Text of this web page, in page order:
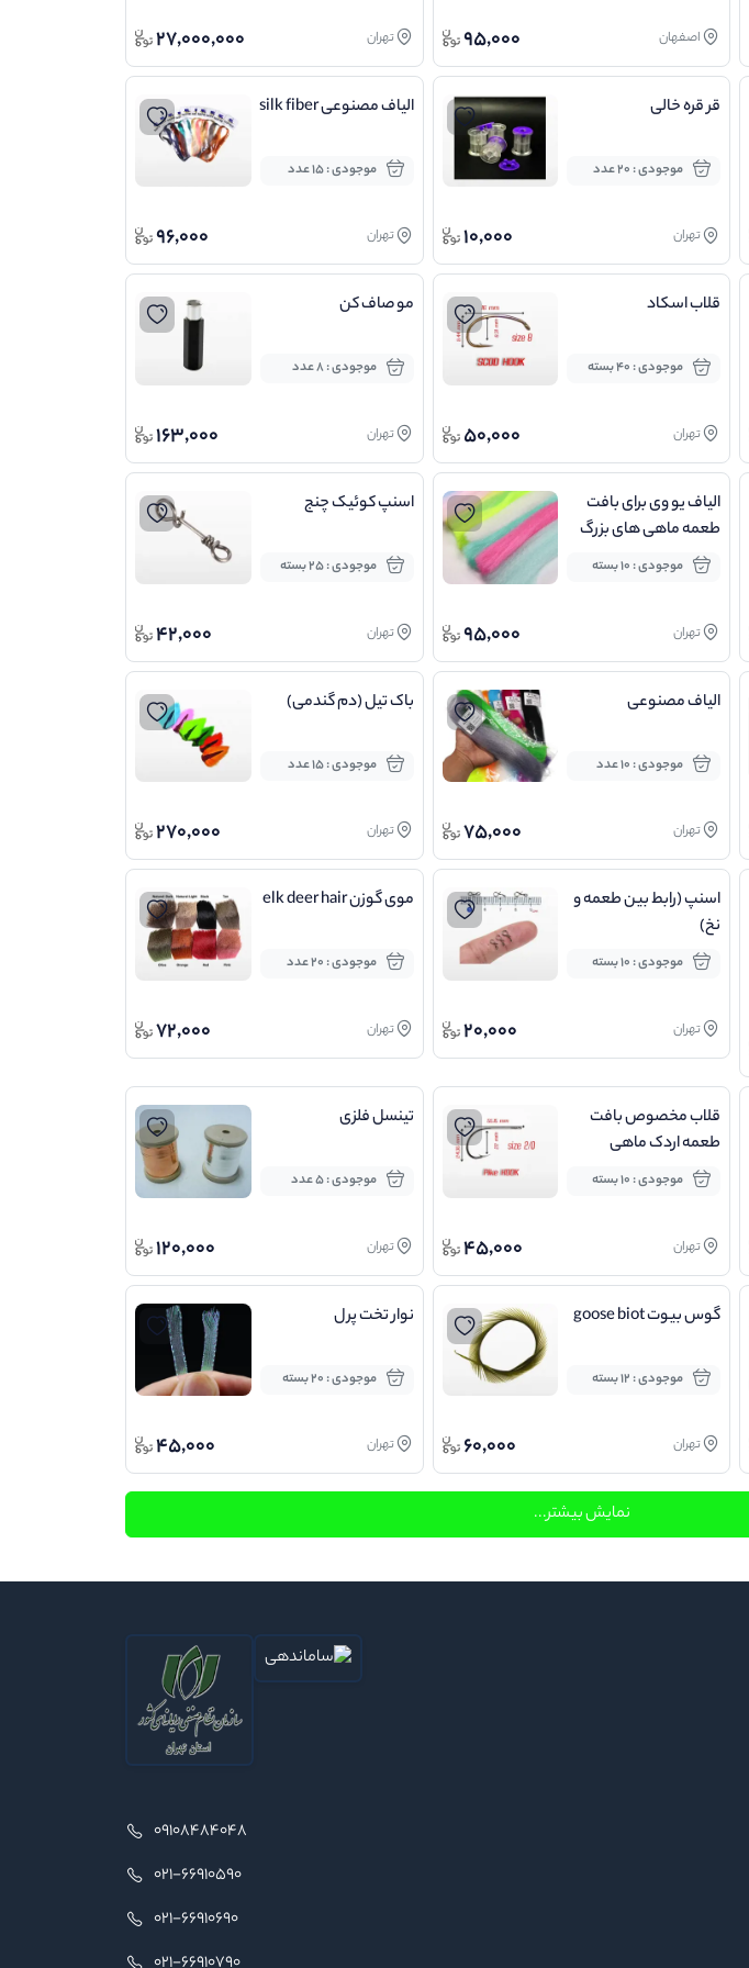
اصفهان 95,000 تهران 27,000,000
قر قره خالی
موجودی : 20 عدد
تهران 10,000
الیاف مصنوعی silk fiber
موجودی : 15 عدد
تهران 96,000
قلاب اسکاد
موجودی : 40 بسته
تهران 50,000
مو صاف کن
موجودی : 8 عدد
تهران 163,000
الیاف یو وی برای بافت
طعمه ماهی های بزرگ
موجودی : 10 بسته
تهران 95,000
اسنپ کوئیک چنج
موجودی : 25 بسته
تهران 42,000
الیاف مصنوعی
موجودی : 10 عدد
تهران 75,000
باک تیل (دم گندمی)
موجودی : 15 عدد
تهران 270,000
اسنپ (رابط بین طعمه و
نخ)
موجودی : 10 بسته
تهران 20,000
موی گوزن elk deer hair
موجودی : 20 عدد
تهران 72,000
قلاب مخصوص بافت
طعمه اردک ماهی
موجودی : 10 بسته
تهران 45,000
تینسل فلزی
موجودی : 5 عدد
تهران 120,000
گوس بیوت goose biot
موجودی : 12 بسته
تهران 60,000
نوار تخت پرل
موجودی : 20 بسته
تهران 45,000
نمایش بیشتر...
09108484048
021-66910590
021-66910690